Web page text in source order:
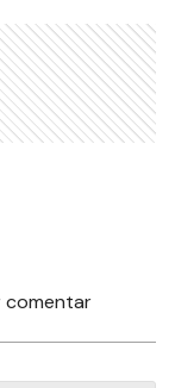
comentar